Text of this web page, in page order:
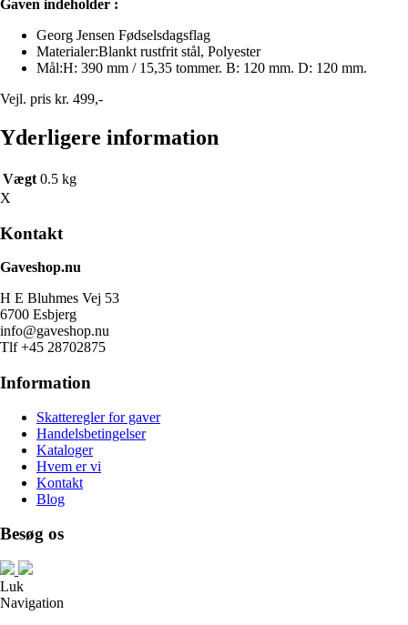
Gaven indeholder :
Georg Jensen Fødselsdagsflag
Materialer:Blankt rustfrit stål, Polyester
Mål:H: 390 mm / 15,35 tommer. B: 120 mm. D: 120 mm.
Vejl. pris kr. 499,-
Yderligere information
Vægt 0.5 kg
X
Kontakt
Gaveshop.nu
H E Bluhmes Vej 53
6700 Esbjerg
info@gaveshop.nu
Tlf +45 28702875
Information
Skatteregler for gaver
Handelsbetingelser
Kataloger
Hvem er vi
Kontakt
Blog
Besøg os
Luk
Navigation